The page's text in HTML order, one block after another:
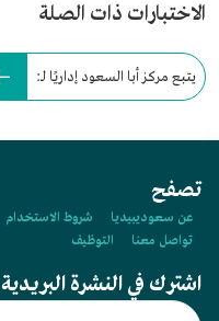
الاختبارات ذات الصلة
يتبع مركز أبا السعود إداريًا لـ:
تصفح
عن سعوديبيديا شروط الاستخدام
تواصل معنا
التوظيف
اشترك في النشرة البريدية